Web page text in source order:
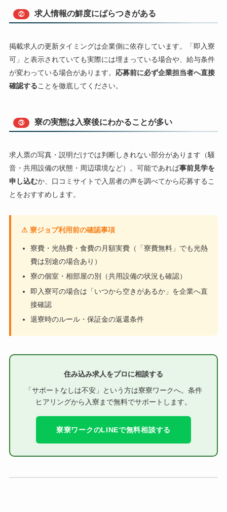
② 求人情報の鮮度にばらつきがある
掲載求人の更新タイミングは企業側に依存しています。「即入寮
可」と表示されていても実際には埋まっている場合や、給与条件
が変わっている場合があります。 応募前に必ず企業担当者へ直接
確認することを徹底してください。
③ 寮の実態は入寮後にわかることが多い
求人票の写真・説明だけでは判断しきれない部分があります（騒
音・共用設備の状態・周辺環境など）。可能であれば事前見学を
申し込むか、口コミサイトで入居者の声を調べてから応募するこ
とをおすすめします。
⚠ 寮ジョブ利用前の確認事項
寮費・光熱費・食費の月額実費（「寮費無料」でも光熱
費は別途の場合あり）
寮の個室・相部屋の別（共用設備の状況も確認）
即入寮可の場合は「いつから空きがあるか」を企業へ直
接確認
退寮時のルール・保証金の返還条件
住み込み求人をプロに相談する
「サポートなしは不安」という方は寮寮ワークへ。条件
ヒアリングから入寮まで無料でサポートします。
寮寮ワークのLINEで無料相談する